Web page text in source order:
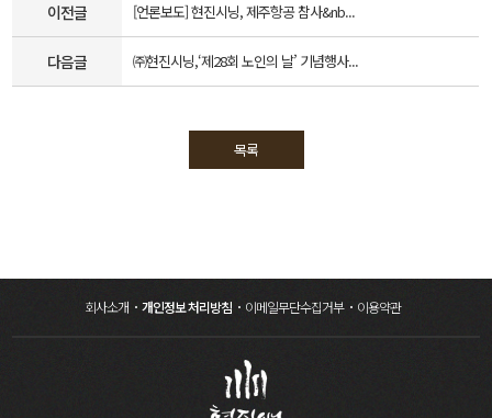
이전글 [언론보도] 현진시닝, 제주항공 참사&nb...
다음글 ㈜현진시닝,‘제28회 노인의 날’ 기념행사...
목록
회사소개 개인정보 처리방침 이메일무단수집거부 이용약관